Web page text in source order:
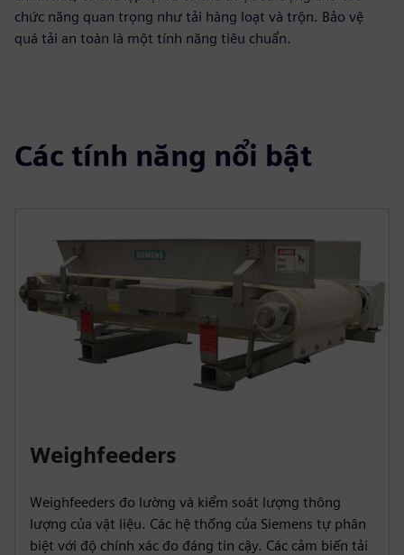
chức năng quan trọng như tải hàng loạt và trộn. Bảo vệ
quá tải an toàn là một tính năng tiêu chuẩn.
Các tính năng nổi bật
Weighfeeders
Weighfeeders đo lường và kiểm soát lượng thông
lượng của vật liệu. Các hệ thống của Siemens tự phân
biệt với độ chính xác đo đáng tin cậy. Các cảm biến tải